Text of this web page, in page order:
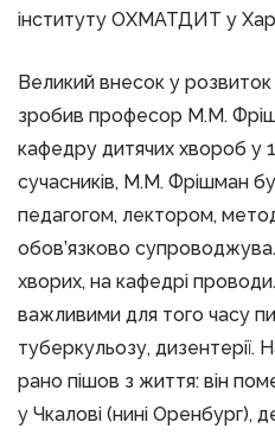
інституту ОХМАТДИТ у
Великий внесок у розвиток
зробив професор М.М.
кафедру дитячих хвороб у
сучасників, М.М. Фрішман
педагогом, лектором,
обов’язково
хворих, на кафедрі
важливими для того часу
туберкульозу,
рано пішов з життя: він
у Чкалові (нині Оренбург),